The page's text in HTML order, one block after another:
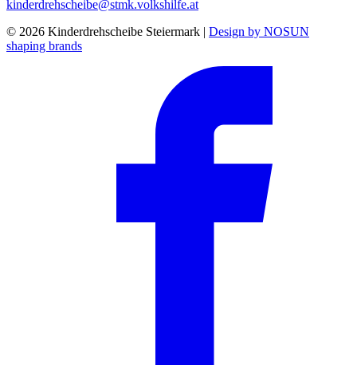
kinderdrehscheibe@stmk.volkshilfe.at
© 2026 Kinderdrehscheibe Steiermark | Design by NOSUN
shaping brands